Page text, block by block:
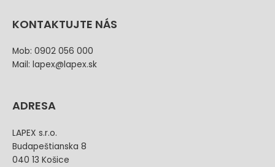
KONTAKTUJTE NÁS
Mob: 0902 056 000
Mail: lapex@lapex.sk
ADRESA
LAPEX s.r.o.
Budapeštianska 8
040 13 Košice